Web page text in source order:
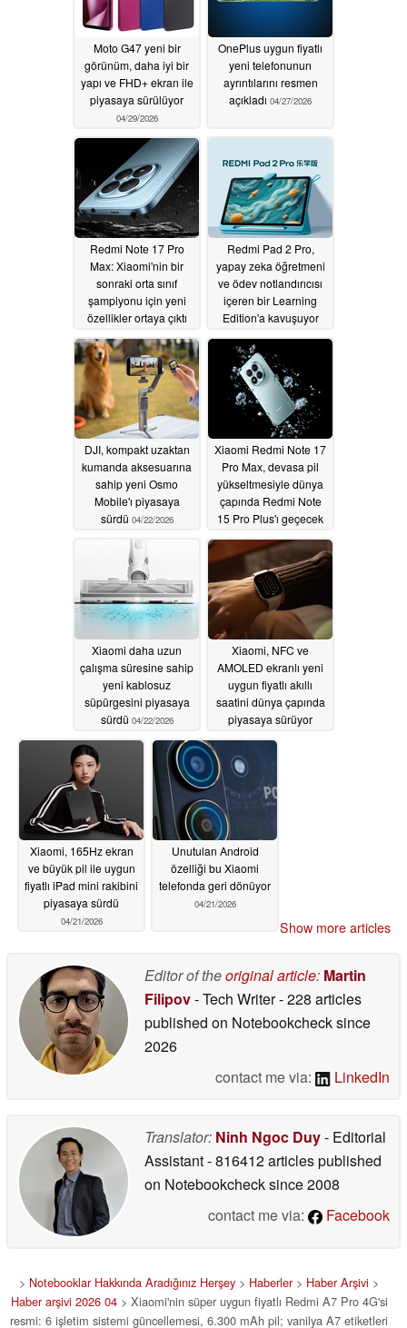
Moto G47 yeni bir
görünüm, daha iyi bir
yapı ve FHD+ ekran ile
piyasaya sürülüyor
04/29/2026
OnePlus uygun fiyatlı
yeni telefonunun
ayrıntılarını resmen
açıkladı 04/27/2026
Redmi Note 17 Pro
Max: Xiaomi'nin bir
sonraki orta sınıf
şampiyonu için yeni
özellikler ortaya çıktı
04/22/2026
Redmi Pad 2 Pro,
yapay zeka öğretmeni
ve ödev notlandırıcısı
içeren bir Learning
Edition'a kavuşuyor
04/22/2026
DJI, kompakt uzaktan
kumanda aksesuarına
sahip yeni Osmo
Mobile'ı piyasaya
sürdü 04/22/2026
Xiaomi Redmi Note 17
Pro Max, devasa pil
yükseltmesiyle dünya
çapında Redmi Note
15 Pro Plus'ı geçecek
04/22/2026
Xiaomi daha uzun
çalışma süresine sahip
yeni kablosuz
süpürgesini piyasaya
sürdü 04/22/2026
Xiaomi, NFC ve
AMOLED ekranlı yeni
uygun fiyatlı akıllı
saatini dünya çapında
piyasaya sürüyor
04/21/2026
Xiaomi, 165Hz ekran
ve büyük pil ile uygun
fiyatlı iPad mini rakibini
piyasaya sürdü
04/21/2026
Unutulan Android
özelliği bu Xiaomi
telefonda geri dönüyor
04/21/2026
Show more articles
Editor of theoriginal article: Martin
Filipov- Tech Writer- 228 articles
published on Notebookchecksince
2026
contact me via:
LinkedIn
Translator: Ninh Ngoc Duy- Editorial
Assistant- 816412 articles published
on Notebookchecksince 2008
contact me via:
Facebook
> Notebooklar Hakkında Aradığınız Herşey > Haberler> Haber Arşivi >
Haber arşivi 2026 04> Xiaomi'nin süper uygun fiyatlı Redmi A7 Pro 4G'si
resmi: 6 işletim sistemi güncellemesi, 6.300 mAh pil; vanilya A7 etiketleri